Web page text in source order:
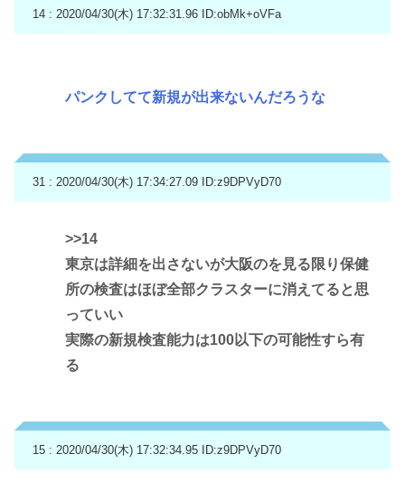
14 : 2020/04/30(木) 17:32:31.96 ID:obMk+oVFa
パンクしてて新規が出来ないんだろうな
31 : 2020/04/30(木) 17:34:27.09 ID:z9DPVyD70
>>14
東京は詳細を出さないが大阪のを見る限り保健
所の検査はほぼ全部クラスターに消えてると思
っていい
実際の新規検査能力は100以下の可能性すら有
る
15 : 2020/04/30(木) 17:32:34.95 ID:z9DPVyD70